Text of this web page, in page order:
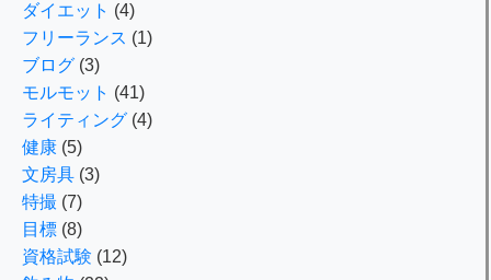
ダイエット (4)
フリーランス (1)
ブログ (3)
モルモット (41)
ライティング (4)
健康 (5)
文房具 (3)
特撮 (7)
目標 (8)
資格試験 (12)